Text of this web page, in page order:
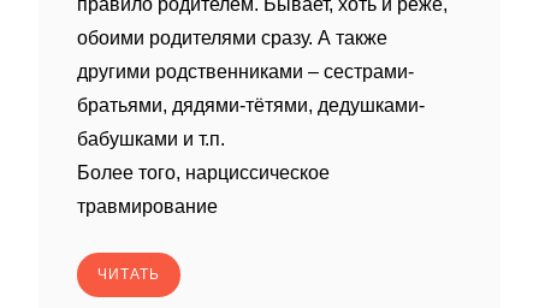
правило родителем. Бывает, хоть и реже,
обоими родителями сразу. А также
другими родственниками – сестрами-
братьями, дядями-тëтями, дедушками-
бабушками и т.п.
Более того, нарциссическое
травмирование
ЧИТАТЬ